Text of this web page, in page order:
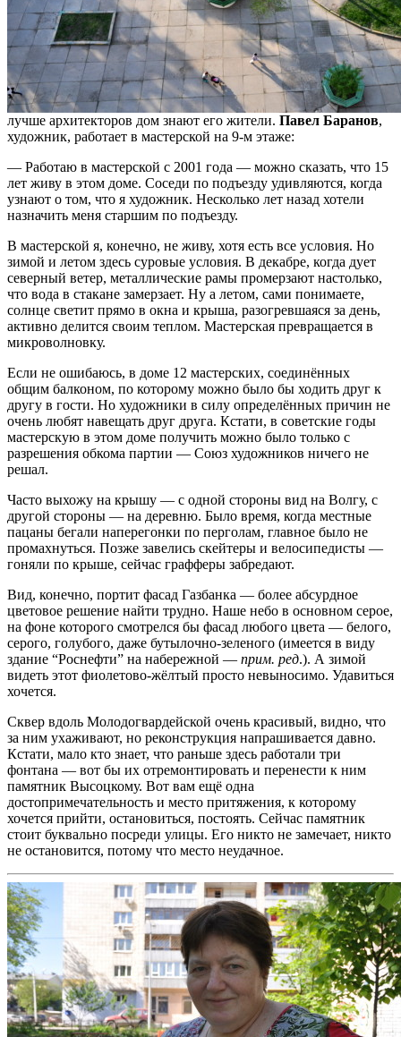
лучше архитекторов дом знают его жители. Павел Баранов,
художник, работает в мастерской на 9-м этаже:
— Работаю в мастерской с 2001 года — можно сказать, что 15
лет живу в этом доме. Соседи по подъезду удивляются, когда
узнают о том, что я художник. Несколько лет назад хотели
назначить меня старшим по подъезду.
В мастерской я, конечно, не живу, хотя есть все условия. Но
зимой и летом здесь суровые условия. В декабре, когда дует
северный ветер, металлические рамы промерзают настолько,
что вода в стакане замерзает. Ну а летом, сами понимаете,
солнце светит прямо в окна и крыша, разогревшаяся за день,
активно делится своим теплом. Мастерская превращается в
микроволновку.
Если не ошибаюсь, в доме 12 мастерских, соединённых
общим балконом, по которому можно было бы ходить друг к
другу в гости. Но художники в силу определённых причин не
очень любят навещать друг друга. Кстати, в советские годы
мастерскую в этом доме получить можно было только с
разрешения обкома партии — Союз художников ничего не
решал.
Часто выхожу на крышу — с одной стороны вид на Волгу, с
другой стороны — на деревню. Было время, когда местные
пацаны бегали наперегонки по перголам, главное было не
промахнуться. Позже завелись скейтеры и велосипедисты —
гоняли по крыше, сейчас графферы забредают.
Вид, конечно, портит фасад Газбанка — более абсурдное
цветовое решение найти трудно. Наше небо в основном серое,
на фоне которого смотрелся бы фасад любого цвета — белого,
серого, голубого, даже бутылочно-зеленого (имеется в виду
здание “Роснефти” на набережной — прим. ред.). А зимой
видеть этот фиолетово-жёлтый просто невыносимо. Удавиться
хочется.
Сквер вдоль Молодогвардейской очень красивый, видно, что
за ним ухаживают, но реконструкция напрашивается давно.
Кстати, мало кто знает, что раньше здесь работали три
фонтана — вот бы их отремонтировать и перенести к ним
памятник Высоцкому. Вот вам ещё одна
достопримечательность и место притяжения, к которому
хочется прийти, остановиться, постоять. Сейчас памятник
стоит буквально посреди улицы. Его никто не замечает, никто
не остановится, потому что место неудачное.